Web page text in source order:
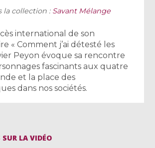
la collection : Savant Mélange
international de son
« Comment j’ai détesté les
Peyon évoque sa rencontre
fascinants aux quatre
et la place des
dans nos sociétés.
LA VIDÉO